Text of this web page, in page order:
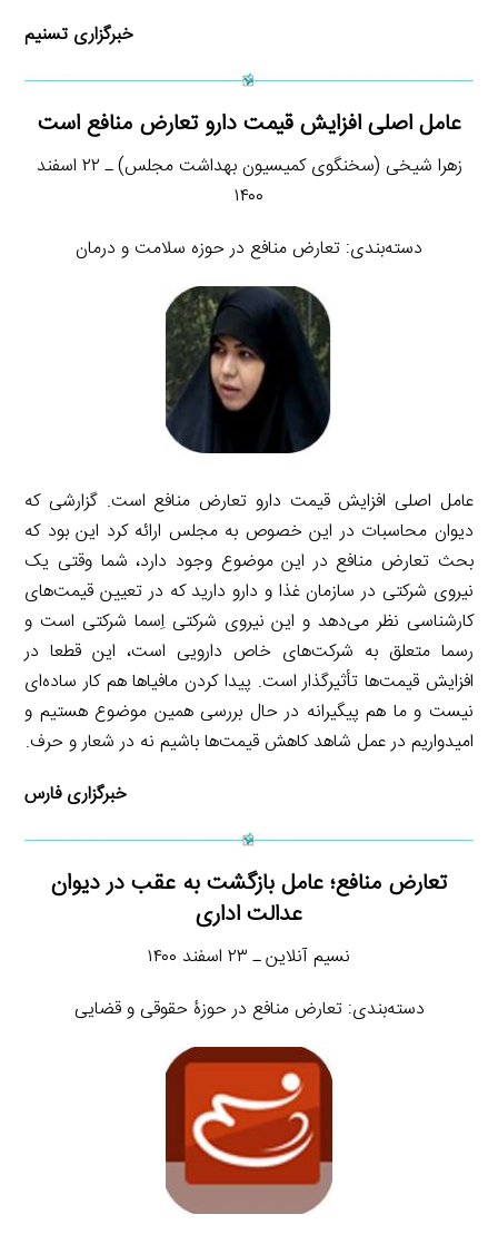
خبرگزاری تسنیم
عامل اصلی افزایش قیمت دارو تعارض منافع است
زهرا شیخی (سخنگوی کمیسیون بهداشت مجلس) ـ ۲۲ اسفند
۱۴۰۰
دسته‌بندی: تعارض منافع در حوزه سلامت و درمان
عامل اصلی افزایش قیمت دارو تعارض منافع است. گزارشی که
دیوان محاسبات در این خصوص به مجلس ارائه کرد این بود که
بحث تعارض منافع در این موضوع وجود دارد، شما وقتی یک
نیروی شرکتی در سازمان غذا و دارو دارید که در تعیین قیمت‌های
کارشناسی نظر می‌دهد و این نیروی شرکتی اِسما شرکتی است و
رسما متعلق به شرکت‌های خاص دارویی است، این قطعا در
افزایش قیمت‌ها تأثیرگذار است. پیدا کردن مافیاها هم کار ساده‌ای
نیست و ما هم پیگیرانه در حال بررسی همین موضوع هستیم و
امیدواریم در عمل شاهد کاهش قیمت‌ها باشیم نه در شعار و حرف.
خبرگزاری فارس
تعارض منافع؛ عامل بازگشت به عقب در دیوان
عدالت اداری
نسیم آنلاین ـ ۲۳ اسفند ۱۴۰۰
دسته‌بندی: تعارض منافع در حوزۀ حقوقی و قضایی